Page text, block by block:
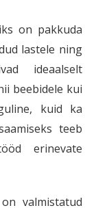
on pakkuda
lastele ning
ideaalselt
beebidele kui
kuid ka
teeb
erinevate
valmistatud